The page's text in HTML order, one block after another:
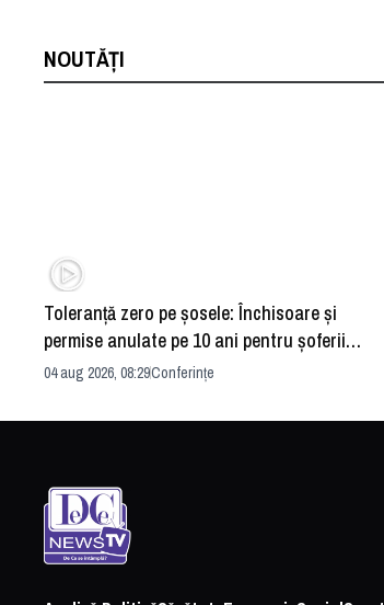
NOUTĂȚI
Toleranță zero pe șosele: Închisoare și
permise anulate pe 10 ani pentru șoferii
iresponsabili
04 aug 2026, 08:29Conferințe